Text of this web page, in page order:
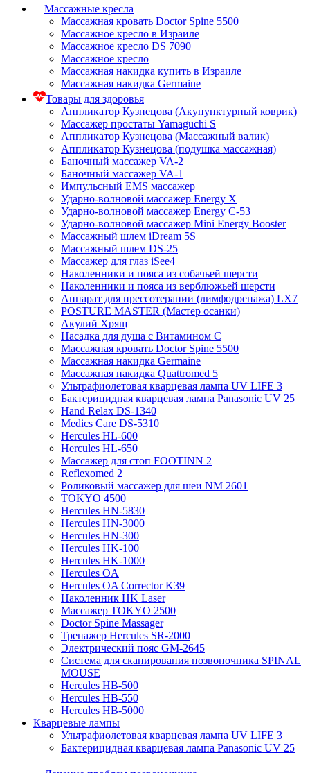
Массажные кресла
Массажная кровать Doctor Spine 5500
Массажное кресло в Израиле
Массажное кресло DS 7090
Массажное кресло
Массажная накидка купить в Израиле
Массажная накидка Germaine
Товары для здоровья
Аппликатор Кузнецова (Акупунктурный коврик)
Массажер простаты Yamaguchi S
Аппликатор Кузнецова (Массажный валик)
Аппликатор Кузнецова (подушка массажная)
Баночный массажер VA-2
Баночный массажер VA-1
Импульсный EMS массажер
Ударно-волновой массажер Energy X
Ударно-волновой массажер Energy C-53
Ударно-волновой массажер Mini Energy Booster
Массажный шлем iDream 5S
Массажный шлем DS-25
Массажер для глаз iSee4
Наколенники и пояса из собачьей шерсти
Наколенники и пояса из верблюжьей шерсти
Аппарат для прессотерапии (лимфодренажа) LX7
POSTURE MASTER (Мастер осанки)
Акулий Хрящ
Насадка для душа с Витамином C
Массажная кровать Doctor Spine 5500
Массажная накидка Germaine
Массажная накидка Quattromed 5
Ультрафиолетовая кварцевая лампа UV LIFE 3
Бактерицидная кварцевая лампа Panasonic UV 25
Hand Relax DS-1340
Medics Care DS-5310
Hercules HL-600
Hercules HL-650
Массажер для стоп FOOTINN 2
Reflexomed 2
Роликовый массажер для шеи NM 2601
TOKYO 4500
Hercules HN-5830
Hercules HN-3000
Hercules HN-300
Hercules HK-100
Hercules HK-1000
Hercules OA
Hercules OA Corrector K39
Наколенник HK Laser
Массажер TOKYO 2500
Doctor Spine Massager
Тренажер Hercules SR-2000
Электрический пояс GM-2645
Система для сканирования позвоночника SPINAL
MOUSE
Hercules HB-500
Hercules HB-550
Hercules HB-5000
Кварцевые лампы
Ультрафиолетовая кварцевая лампа UV LIFE 3
Бактерицидная кварцевая лампа Panasonic UV 25